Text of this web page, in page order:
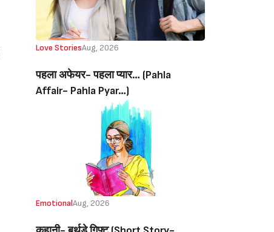
Love StoriesAug, 2026
पहला अफेयर- पहला प्यार… (Pahla
Affair- Pahla Pyar…)
EmotionalAug, 2026